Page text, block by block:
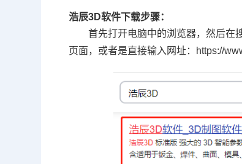
浩辰3D软件下载步骤：
首先打开电脑中的浏览器，然后在
页面，或者是直接输入网址：https://